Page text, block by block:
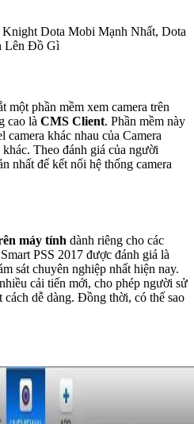
Dota Mobi Mạnh Nhất, Dota
Lên Đồ Gì
một phần mềm xem camera trên
cao là CMS Client. Phần mềm này
camera khác nhau của Camera
khác. Theo đánh giá của người
nhất để kết nối hệ thống camera
máy tính dành riêng cho các
PSS 2017 được đánh giá là
sát chuyên nghiệp nhất hiện nay.
cải tiến mới, cho phép người sử
dễ dàng. Đồng thời, có thế sao